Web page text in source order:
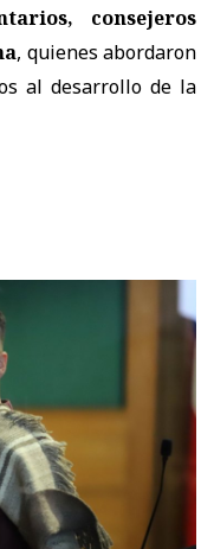
consejeros
, quienes abordaron
al desarrollo de la